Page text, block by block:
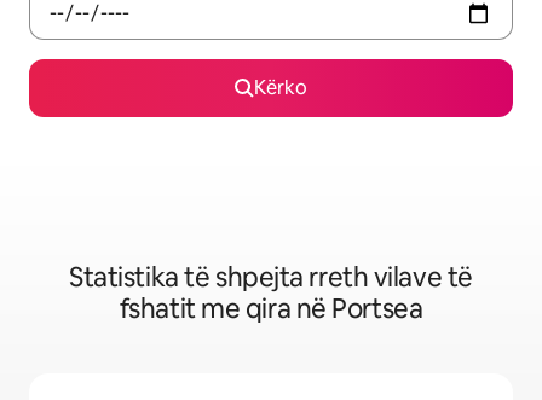
Kërko
Statistika të shpejta rreth vilave të
fshatit me qira në Portsea